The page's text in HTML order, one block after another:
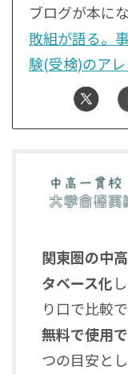
ブログが本に
敗組が語る。
験(受検)のアレ
関東圏の中
タベース化
り口で比較
無料で使用
つの目安と